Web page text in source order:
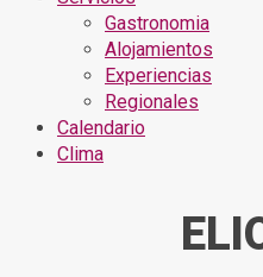
Gastronomia
Alojamientos
Experiencias
Regionales
Calendario
Clima